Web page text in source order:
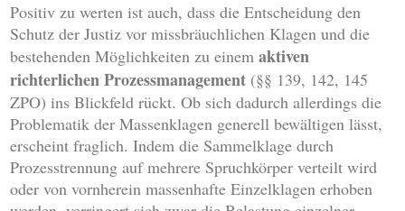
Positiv zu werten ist auch, dass die Entscheidung den
Schutz der Justiz vor missbräuchlichen Klagen und die
bestehenden Möglichkeiten zu einemaktiven
richterlichen Prozessmanagement (§§ 139, 142, 145
ZPO) ins Blickfeld rückt. Ob sich dadurch allerdings die
Problematik der Massenklagen generell bewältigen lässt,
erscheint fraglich. Indem die Sammelklage durch
Prozesstrennung auf mehrere Spruchkörper verteilt wird
oder von vornherein massenhafte Einzelklagen erhoben